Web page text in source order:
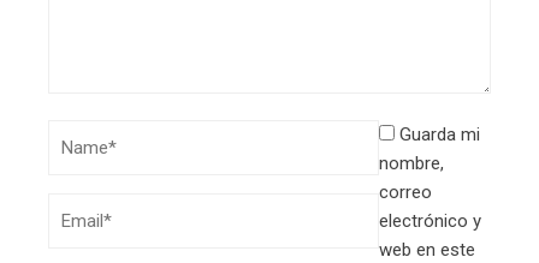
Guarda mi
nombre,
correo
electrónico y
web en este